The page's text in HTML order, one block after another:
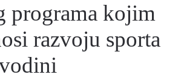
programa kojim
razvoju sporta